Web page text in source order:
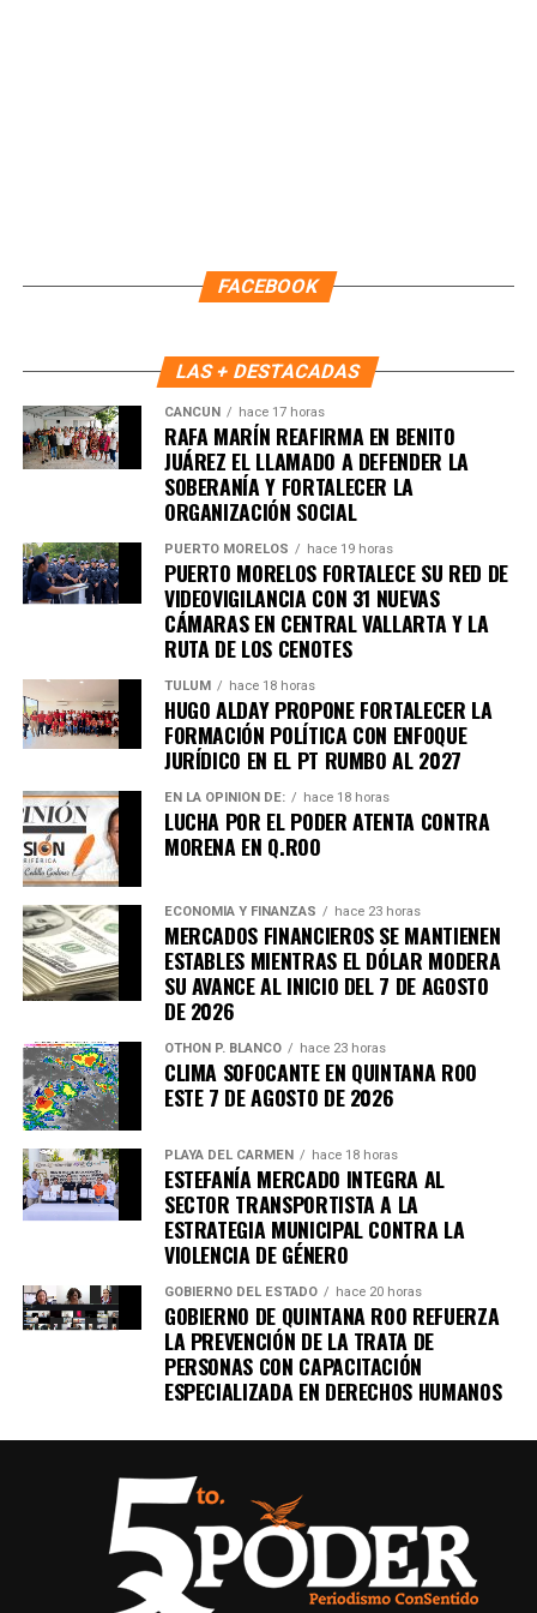
Recibe las noticias al instante
Únete al canal oficial de WhatsApp de
Quinto Poder y recibe las noticias más
importantes de Quintana Roo directamente
en tu teléfono.
Unirme al canal de WhatsApp
FACEBOOK
LAS + DESTACADAS
CANCÚN hace 17 horas
RAFA MARÍN REAFIRMA EN BENITO
JUÁREZ EL LLAMADO A DEFENDER LA
SOBERANÍA Y FORTALECER LA
ORGANIZACIÓN SOCIAL
PUERTO MORELOS hace 19 horas
PUERTO MORELOS FORTALECE SU RED DE
VIDEOVIGILANCIA CON 31 NUEVAS
CÁMARAS EN CENTRAL VALLARTA Y LA
RUTA DE LOS CENOTES
TULUM hace 18 horas
HUGO ALDAY PROPONE FORTALECER LA
FORMACIÓN POLÍTICA CON ENFOQUE
JURÍDICO EN EL PT RUMBO AL 2027
EN LA OPINIÓN DE: hace 18 horas
LUCHA POR EL PODER ATENTA CONTRA
MORENA EN Q.ROO
ECONOMÍA Y FINANZAS hace 23 horas
MERCADOS FINANCIEROS SE MANTIENEN
ESTABLES MIENTRAS EL DÓLAR MODERA
SU AVANCE AL INICIO DEL 7 DE AGOSTO
DE 2026
OTHON P. BLANCO hace 23 horas
CLIMA SOFOCANTE EN QUINTANA ROO
ESTE 7 DE AGOSTO DE 2026
PLAYA DEL CARMEN hace 18 horas
ESTEFANÍA MERCADO INTEGRA AL
SECTOR TRANSPORTISTA A LA
ESTRATEGIA MUNICIPAL CONTRA LA
VIOLENCIA DE GÉNERO
GOBIERNO DEL ESTADO hace 20 horas
GOBIERNO DE QUINTANA ROO REFUERZA
LA PREVENCIÓN DE LA TRATA DE
PERSONAS CON CAPACITACIÓN
ESPECIALIZADA EN DERECHOS HUMANOS